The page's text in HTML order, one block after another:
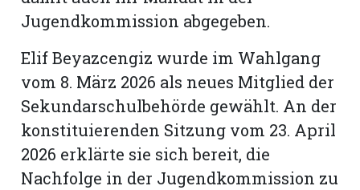
Jugendkommission abgegeben.
Elif Beyazcengiz wurde im Wahlgang
vom 8. März 2026 als neues Mitglied der
Sekundarschulbehörde gewählt. An der
konstituierenden Sitzung vom 23. April
2026 erklärte sie sich bereit, die
Nachfolge in der Jugendkommission zu